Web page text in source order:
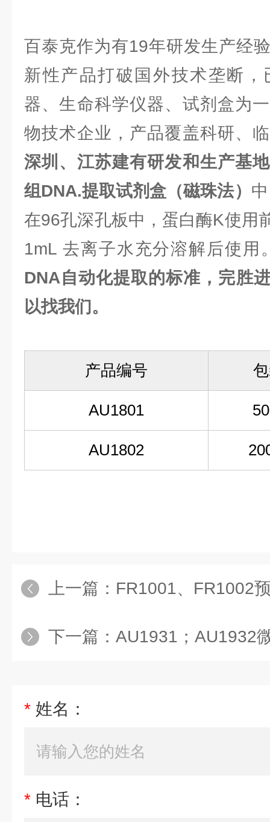
百泰克作为有19年研发生产经
新性产品打破国外技术垄断
器、生命科学仪器、试剂盒为
物技术企业，产品覆盖科研、
深圳、江苏建有研发和生产基地
组DNA.提取试剂盒（磁珠法）
在96孔深孔板中，蛋白酶K使用
1mL 去离子水充分溶解后使用
DNA自动化提取的标准，完胜
以找我们。
产品编号
AU1801
AU1802
上一篇： FR1001、FR1002
下一篇： AU1931；AU1932微量组织基
* 姓名：
* 电话：